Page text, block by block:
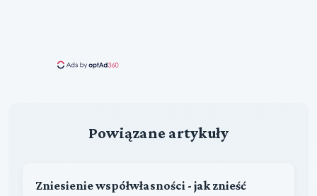
Powiązane artykuły
Zniesienie współwłasności - jak znieść